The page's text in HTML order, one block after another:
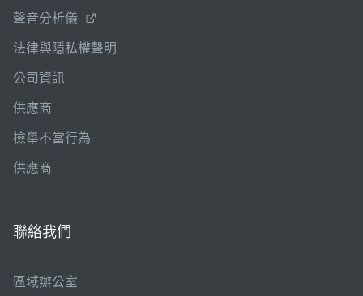
聲音分析儀
法律與隱私權聲明
公司資訊
供應商
檢舉不當行為
供應商
聯絡我們
區域辦公室